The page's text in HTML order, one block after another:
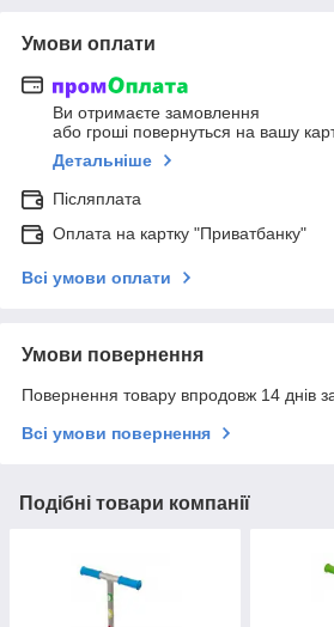
Умови оплати
Ви отримаєте замовлення
або гроші повернуться на вашу
Детальніше
Післяплата
Оплата на картку "Приватбанку"
Всі умови оплати
Умови повернення
Повернення товару впродовж 14 днів
Всі умови повернення
Подібні товари компанії